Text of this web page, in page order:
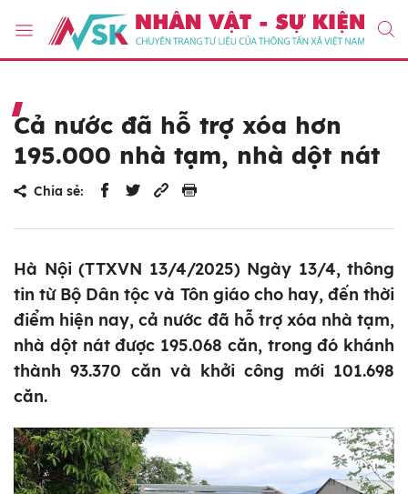
Cả nước đã hỗ trợ xóa hơn
195.000 nhà tạm, nhà dột nát
Chia sẻ:
Hà Nội (TTXVN 13/4/2025) Ngày 13/4, thông
tin từ Bộ Dân tộc và Tôn giáo cho hay, đến thời
điểm hiện nay, cả nước đã hỗ trợ xóa nhà tạm,
nhà dột nát được 195.068 căn, trong đó khánh
thành 93.370 căn và khởi công mới 101.698
căn.